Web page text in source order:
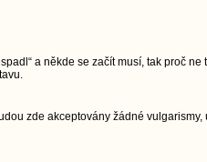
a někde se začít musí, tak proč
zde akceptovány žádné